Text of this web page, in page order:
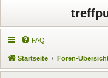
FAQ
Startseite Foren-